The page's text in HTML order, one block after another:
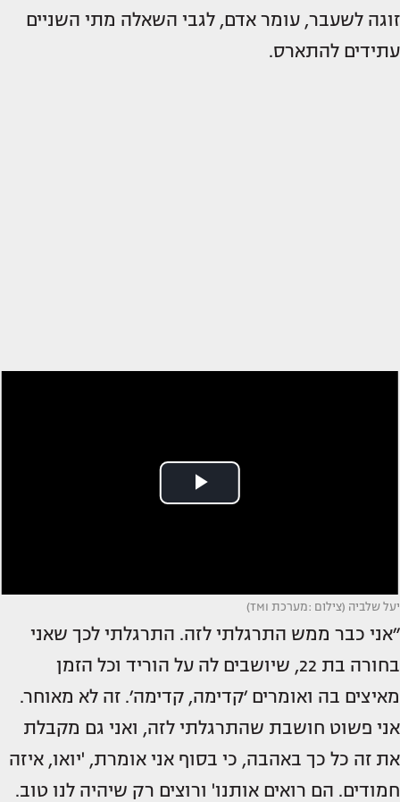
זוגה לשעבר, עומר אדם, לגבי השאלה מתי השניים
עתידים להתארס.
יעל שלביה (צילום :מערכת TMI)
״אני כבר ממש התרגלתי לזה. התרגלתי לכך שאני
בחורה בת 22, שיושבים לה על הוריד וכל הזמן
מאיצים בה ואומרים ׳קדימה, קדימה׳. זה לא מאוחר.
אני פשוט חושבת שהתרגלתי לזה, ואני גם מקבלת
את זה כל כך באהבה, כי בסוף אני אומרת, 'יואו, איזה
חמודים. הם רואים אותנו' ורוצים רק שיהיה לנו טוב.